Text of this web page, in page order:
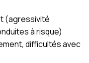
(agressivité
à risque)
difficultés avec